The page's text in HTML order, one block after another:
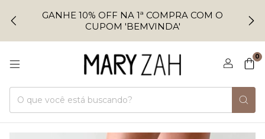
GANHE 10% OFF NA 1ª COMPRA COM O
CUPOM 'BEMVINDA'
0